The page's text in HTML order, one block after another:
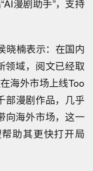
漫剧助手”，支持
晓楠表示：在国内
领域，阅文已经取
海外市场上线Too
部漫剧作品，几乎
向海外市场，这一
助其更快打开局